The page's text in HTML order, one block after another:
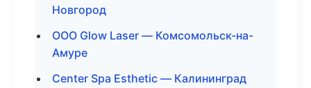
Новгород
ООО Glow Laser — Комсомольск-на-
Амуре
Center Spa Esthetic — Калининград